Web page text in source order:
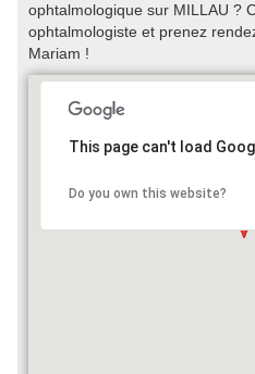
ophtalmologique sur MILLAU ?
ophtalmologiste et prenez
Mariam !
This page can't load
Do you own this website?